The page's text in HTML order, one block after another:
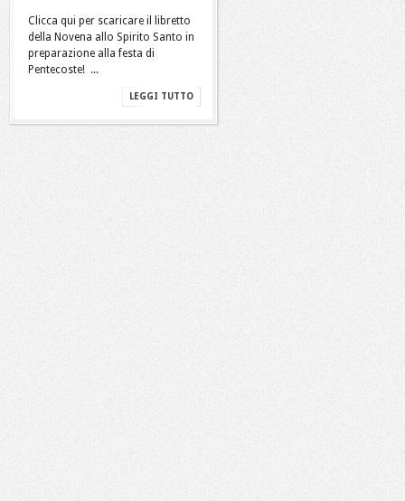
Clicca qui per scaricare il libretto
della Novena allo Spirito Santo in
preparazione alla festa di
Pentecoste! ...
LEGGI TUTTO